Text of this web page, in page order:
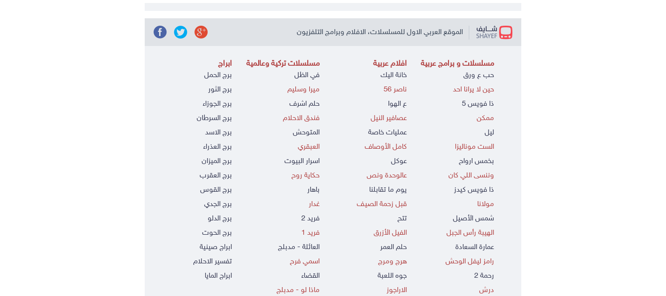
الموقع العربي الاول للمسلسلات، الافلام وبرامج التلفزيون
مسلسلات و برامج عربية
حب ع ورق
حين لا يرانا احد
ذا فويس 5
ممكن
ليل
الست موناليزا
بخمس ارواح
وننسى اللي كان
ذا فويس كيدز
مولانا
شمس الأصيل
الهيبة رأس الجبل
عمارة السعادة
رامز ليفل الوحش
رحمة 2
درش
افلام عربية
خانة اليك
ناصر 56
ع الهوا
عصافير النيل
عمليات خاصة
كامل الأوصاف
عوكل
عالوحدة ونص
يوم ما تقابلنا
قبل زحمة الصيف
تتح
الفيل الأزرق
حلم العمر
هرج ومرج
جوه اللعبة
الاراجوز
مسلسلات تركية وعالمية
في الظل
ميرا وسليم
حلم اشرف
فندق الاحلام
المتوحش
العبقري
اسرار البيوت
حكاية روح
باهار
غدار
فريد 2
فريد 1
العائلة - مدبلج
اسمي فرح
القضاء
ماذا لو - مدبلج
ابراج
برج الحمل
برج الثور
برج الجوزاء
برج السرطان
برج الاسد
برج العذراء
برج الميزان
برج العقرب
برج القوس
برج الجدي
برج الدلو
برج الحوت
ابراج صينية
تفسير الاحلام
ابراج المايا